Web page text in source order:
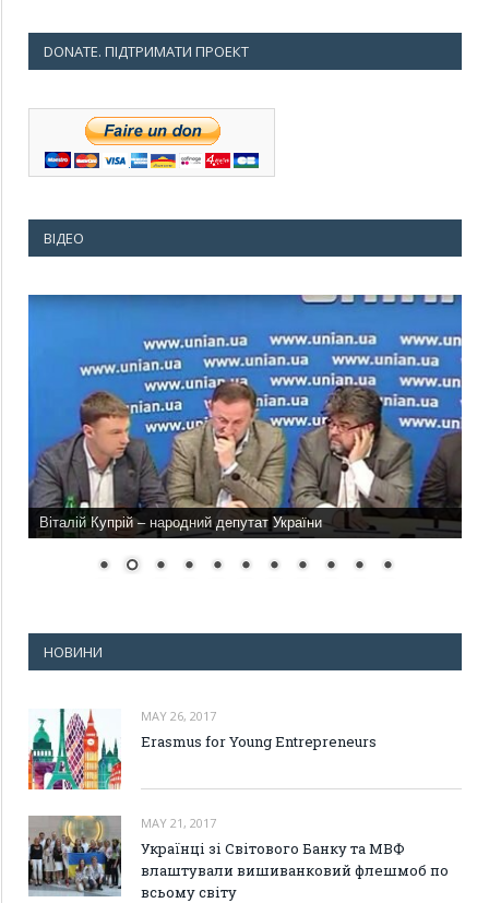
DONATE. ПІДТРИМАТИ ПРОЕКТ
ВІДЕО
Віталій Купрій – народний депутат України
НОВИНИ
MAY 26, 2017
Erasmus for Young Entrepreneurs
MAY 21, 2017
Українці зі Світового Банку та МВФ
влаштували вишиванковий флешмоб по
всьому світу